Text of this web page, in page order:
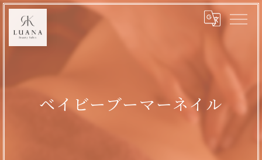
ベイビーブーマーネイル